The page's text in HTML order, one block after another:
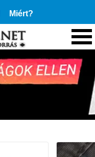
Miért?